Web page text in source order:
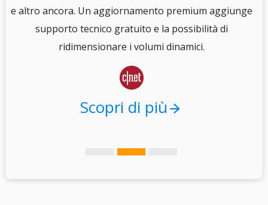
e altro ancora. Un aggiornamento premium aggiunge
supporto tecnico gratuito e la possibilità di
ridimensionare i volumi dinamici.

Scopri di più